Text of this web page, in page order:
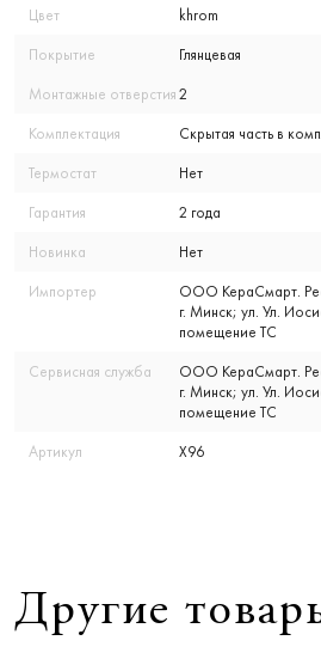
Цвет khrom
Покрытие Глянцевая
Монтажные отверстия 2
Комплектация Скрытая часть в
Термостат Нет
Гарантия 2 года
Новинка Нет
Импортер
ООО КераСмарт.
г. Минск; ул. Ул.
помещение ТС
Сервисная служба
ООО КераСмарт.
г. Минск; ул. Ул.
помещение ТС
Артикул X96
Другие